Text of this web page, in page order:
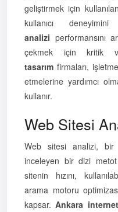
geliştirmek için
kullanıcı
analizi performansını
çekmek için kritik
tasarım firmaları,
etmelerine yardımcı
kullanır.
Web Sitesi
Web sitesi analizi,
inceleyen bir dizi
sitenin hızını,
arama motoru
kapsar.Ankara